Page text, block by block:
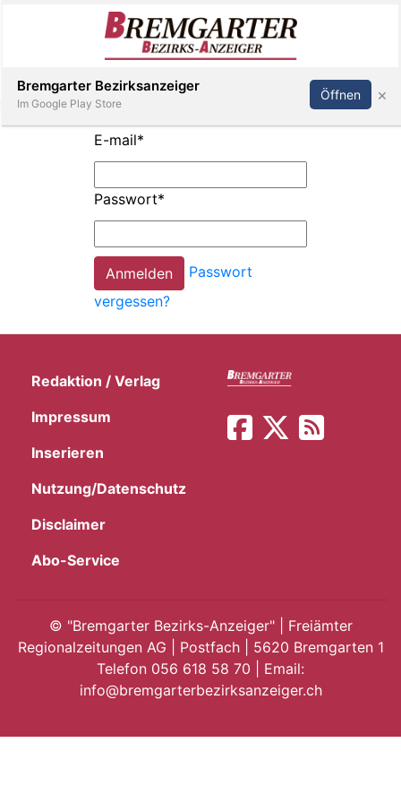
E-
App
Inserieren Abonnieren Anmelden
E-mail*
Passwort*
Passwort
vergessen?
Redaktion / Verlag
Impressum
Inserieren
Nutzung/Datenschutz
Disclaimer
Abo-Service
© "Bremgarter Bezirks-Anzeiger" | Freiämter
Regionalzeitungen AG | Postfach | 5620 Bremgarten 1
Telefon 056 618 58 70 | Email:
info@bremgarterbezirksanzeiger.ch
Bremgarter Bezirksanzeiger
Im Google Play Store
Öffnen ×